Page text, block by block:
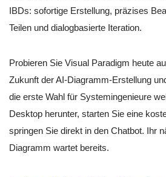
IBDs: sofortige Erstellung, präzises
Teilen und dialogbasierte Iteration.
Probieren Sie Visual Paradigm heute
Zukunft der AI-Diagramm-Erstellung
die erste Wahl für Systemingenieure
Desktop herunter, starten Sie eine
springen Sie direkt in den Chatbot. Ihr
Diagramm wartet bereits.